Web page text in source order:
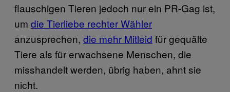
flauschigen Tieren jedoch nur ein PR-Gag ist,
um die Tierliebe rechter Wähler
anzusprechen, die mehr Mitleid für gequälte
Tiere als für erwachsene Menschen, die
misshandelt werden, übrig haben, ahnt sie
nicht.